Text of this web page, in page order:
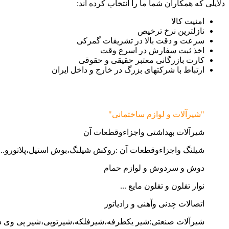
دلایلی که همکاران شما ما را انتخاب کرده اند:
امنیت کالا
نازلترین نرخ ترخیص
سرعت و دقت بالا در تشریفات گمرکی
اخذ ثبت سفارش در اسرع وقت
کارت بازرگانی معتبر حقیقی و حقوقی
ارتباط با شرکتهای بزرگ در خارج و داخل ایران
"شیرآلات و لوازم ساختمانی"
شیرآلات بهداشتی واجزاءوقطعات آن
شیلنگ واجزاءوقطعات آن :روکش شیلنگ،بوش
دوش و سردوش و لوازم حمام
نوار تفلون و تفلون مایع ...
اتصالات چدنی وآهنی و رادیاتور
شیرآلات صنعتی:شیر یکطرفه،شیرفلکه،شیرتوپی،شیر پی